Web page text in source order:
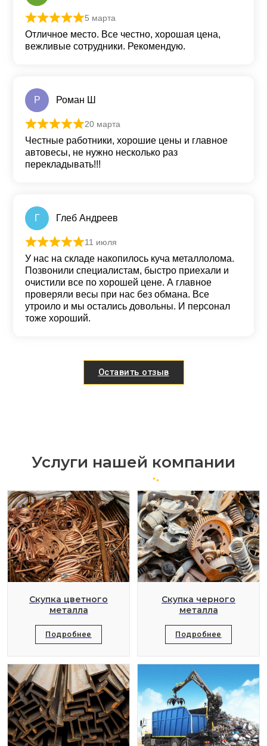
Оценка из 5
5 марта
Отличное место. Все честно, хорошая цена,
вежливые сотрудники. Рекомендую.
Р Роман Ш
Оценка из 5
20 марта
Честные работники, хорошие цены и главное
автовесы, не нужно несколько раз
перекладывать!!!
Г Глеб Андреев
Оценка
11 июля
У нас на складе накопилось куча металлолома.
Позвонили специалистам, быстро приехали и
очистили все по хорошей цене. А главное
проверяли весы при нас без обмана. Все
утроило и мы остались довольны. И персонал
тоже хороший.
Оставить отзыв
Услуги нашей компании
Скупка цветного
металла
Подробнее
Скупка черного
металла
Подробнее